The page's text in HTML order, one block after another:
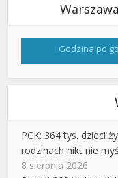
Godzina po
PCK: 364 tys. dzieci
rodzinach nikt nie
8 sierpnia 2026